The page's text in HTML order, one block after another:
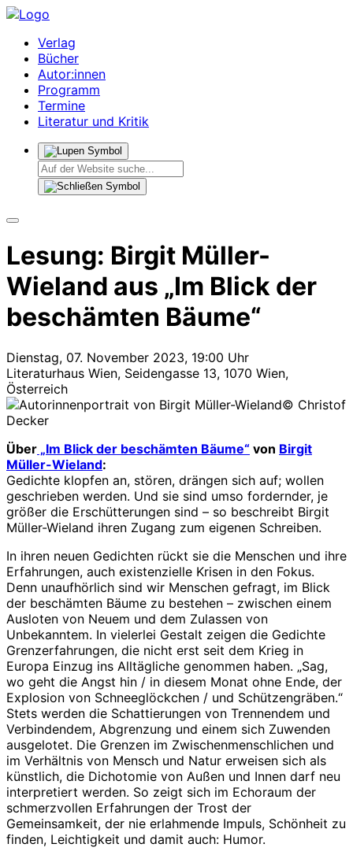
Verlag
Bücher
Autor:innen
Programm
Termine
Literatur und Kritik
Lesung: Birgit Müller-
Wieland aus „Im Blick der
beschämten Bäume“
Dienstag, 07. November 2023, 19:00 Uhr
Literaturhaus Wien, Seidengasse 13, 1070 Wien,
Österreich
© Christof
Decker
Über „Im Blick der beschämten Bäume“ von Birgit
Müller-Wieland:
Gedichte klopfen an, stören, drängen sich auf; wollen
geschrieben werden. Und sie sind umso fordernder, je
größer die Erschütterungen sind – so beschreibt Birgit
Müller-Wieland ihren Zugang zum eigenen Schreiben.
In ihren neuen Gedichten rückt sie die Menschen und ihre
Erfahrungen, auch existenzielle Krisen in den Fokus.
Denn unaufhörlich sind wir Menschen gefragt, im Blick
der beschämten Bäume zu bestehen – zwischen einem
Ausloten von Neuem und dem Zulassen von
Unbekanntem. In vielerlei Gestalt zeigen die Gedichte
Grenzerfahrungen, die nicht erst seit dem Krieg in
Europa Einzug ins Alltägliche genommen haben. „Sag,
wo geht die Angst hin / in diesem Monat ohne Ende, der
Explosion von Schneeglöckchen / und Schützengräben.“
Stets werden die Schattierungen von Trennendem und
Verbindendem, Abgrenzung und einem sich Zuwenden
ausgelotet. Die Grenzen im Zwischenmenschlichen und
im Verhältnis von Mensch und Natur erweisen sich als
künstlich, die Dichotomie von Außen und Innen darf neu
interpretiert werden. So zeigt sich im Echoraum der
schmerzvollen Erfahrungen der Trost der
Gemeinsamkeit, der nie erlahmende Impuls, Schönheit zu
finden, Leichtigkeit und damit auch: Humor.